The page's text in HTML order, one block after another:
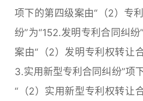
项下的第四级案由“（2）专
纷”为“152.发明专利合同纠
案由“（2）发明专利权转让
3.实用新型专利合同纠纷”项
“（2）实用新型专利权转让